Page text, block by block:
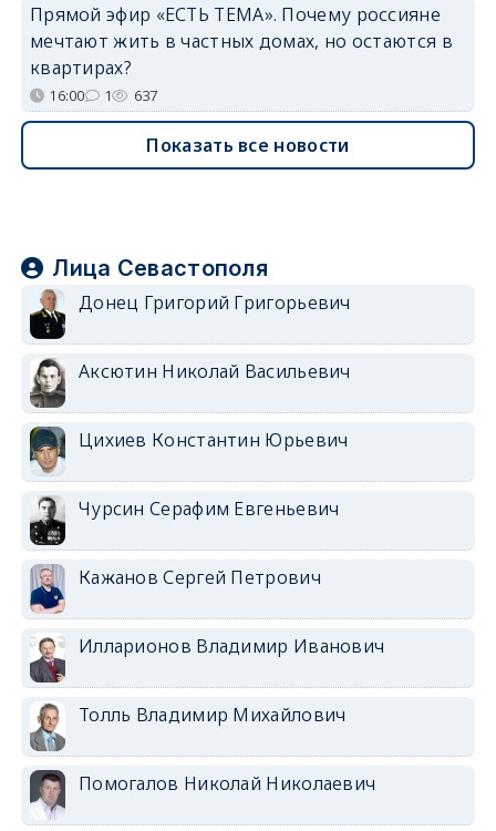
Прямой эфир «ЕСТЬ ТЕМА». Почему россияне
мечтают жить в частных домах, но остаются в
квартирах?
16:00 1 637
Показать все новости
Лица Севастополя
Донец Григорий Григорьевич
Аксютин Николай Васильевич
Цихиев Константин Юрьевич
Чурсин Серафим Евгеньевич
Кажанов Сергей Петрович
Илларионов Владимир Иванович
Толль Владимир Михайлович
Помогалов Николай Николаевич